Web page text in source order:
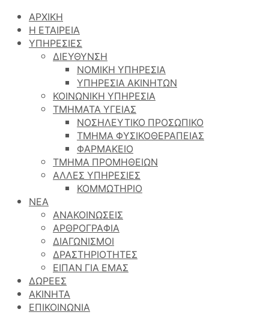
ΑΡΧΙΚΗ
Η ΕΤΑΙΡΕΙΑ
ΥΠΗΡΕΣΙΕΣ
ΔΙΕΥΘΥΝΣΗ
ΝΟΜΙΚΗ ΥΠΗΡΕΣΙΑ
ΥΠΗΡΕΣΙΑ ΑΚΙΝΗΤΩΝ
ΚΟΙΝΩΝΙΚΗ ΥΠΗΡΕΣΙΑ
ΤΜΗΜΑΤΑ ΥΓΕΙΑΣ
ΝΟΣΗΛΕΥΤΙΚΟ ΠΡΟΣΩΠΙΚΟ
ΤΜΗΜΑ ΦΥΣΙΚΟΘΕΡΑΠΕΙΑΣ
ΦΑΡΜΑΚΕΙΟ
ΤΜΗΜΑ ΠΡΟΜΗΘΕΙΩΝ
ΑΛΛΕΣ ΥΠΗΡΕΣΙΕΣ
ΚΟΜΜΩΤΗΡΙΟ
ΝΕΑ
ΑΝΑΚΟΙΝΩΣΕΙΣ
ΑΡΘΡΟΓΡΑΦΙΑ
ΔΙΑΓΩΝΙΣΜΟΙ
ΔΡΑΣΤΗΡΙΟΤΗΤΕΣ
ΕΙΠΑΝ ΓΙΑ ΕΜΑΣ
ΔΩΡΕΕΣ
ΑΚΙΝΗΤΑ
ΕΠΙΚΟΙΝΩΝΙΑ